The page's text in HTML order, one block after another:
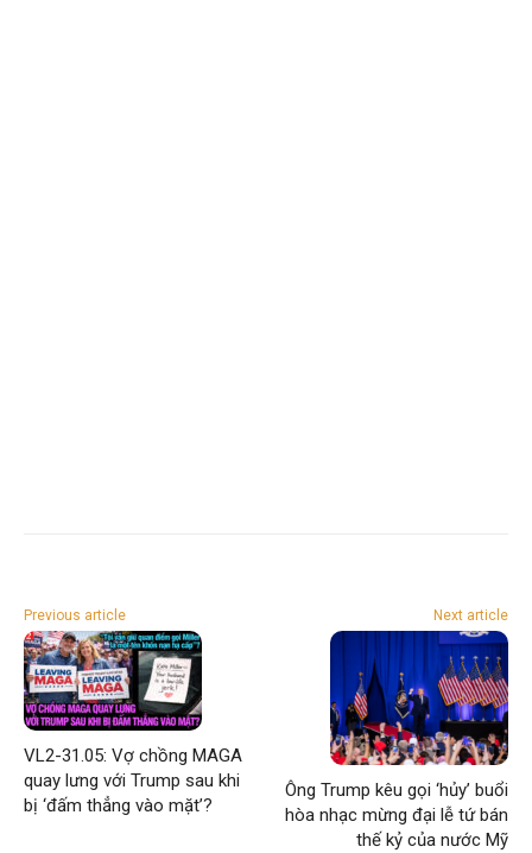
Previous article
VL2-31.05: Vợ chồng MAGA
quay lưng với Trump sau khi
bị ‘đấm thẳng vào mặt’?
Next article
Ông Trump kêu gọi ‘hủy’ buổi
hòa nhạc mừng đại lễ tứ bán
thế kỷ của nước Mỹ